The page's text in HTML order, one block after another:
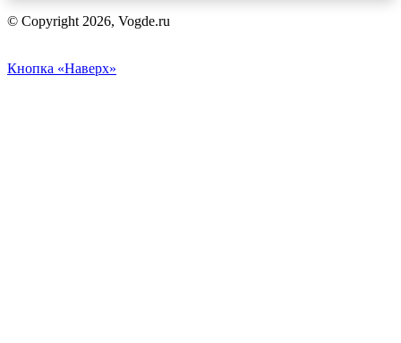
© Copyright 2026, Vogde.ru
Кнопка «Наверх»